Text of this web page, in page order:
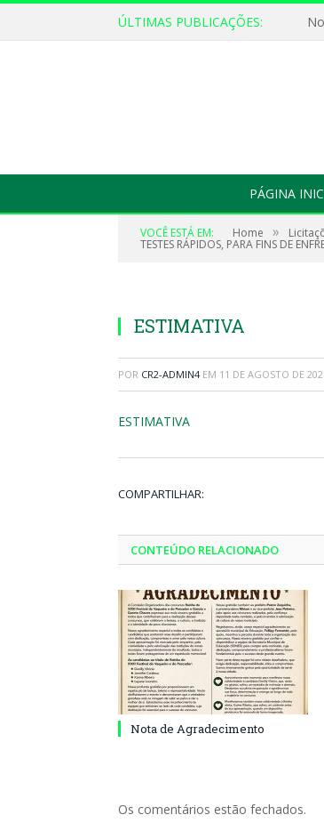
ÚLTIMAS PUBLICAÇÕES:
PÁGINA
VOCÊ ESTÁ EM: Home »
TESTES RÁPIDOS, PARA FINS DE
ESTIMATIVA
POR CR2-ADMIN4 EM 11 DE AGOSTO DE
ESTIMATIVA
COMPARTILHAR:
CONTEÚDO RELACIONADO
Nota de Agradecimento
Os comentários estão fechados.